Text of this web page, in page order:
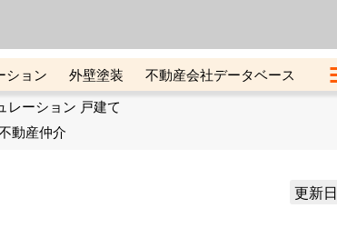
ション 外壁塗装
不動産会社データベース
売却ご相談デスク
レーション 戸建て
動産仲介
更新日